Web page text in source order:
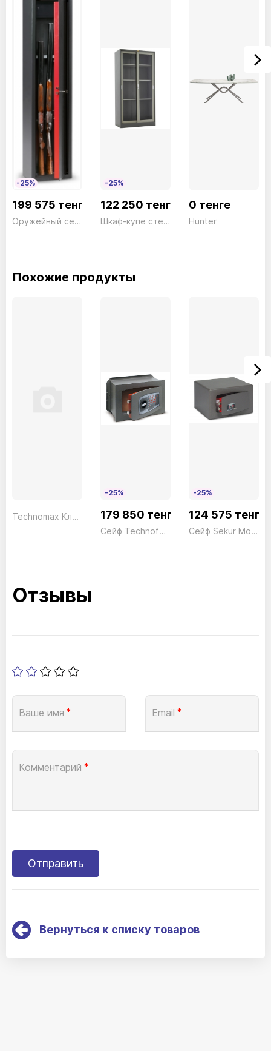
бирюзовый, коричневый
Идеальное решение для интерьеров, где важен цвет
и фактура света.
-25%
199 575 тенге
Оружейный сейф Technosafe TCH/5 Ключ черный 5 стволов Technomax 44кг
-25%
122 250 тенге
Шкаф-купе стекло большой SLG72 серый President
0 тенге
Hunter
Похожие продукты
Technomax Ключи для сейфов
-25%
179 850 тенге
Сейф Technofort Trony DT/4P Электронный серый Technomax 18кг
-25%
124 575 тенге
Сейф Sekur Moby Key SMKO/3 Ключ серый Technomax 17кг
Отзывы
Ваше имя * Email *
Комментарий *
Вернуться к списку товаров